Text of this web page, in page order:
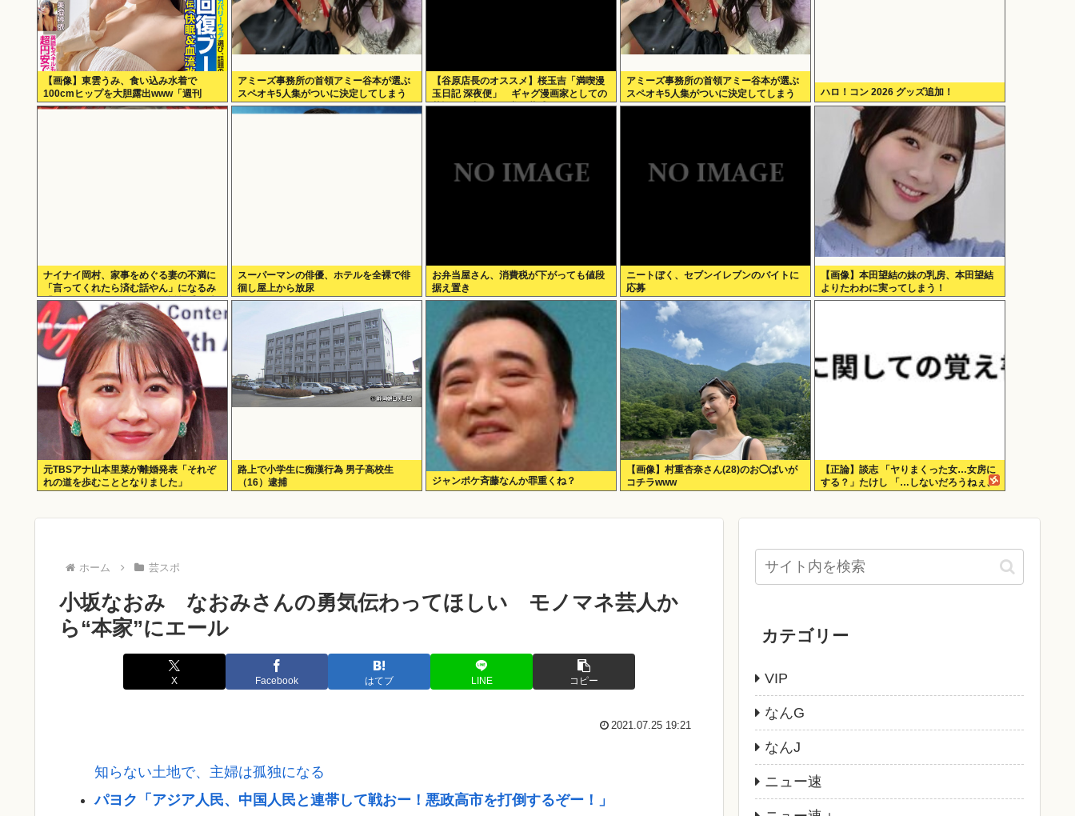
【画像】東雲うみ、食い込み水着で
100cmヒップを大胆露出www「週刊
SPA!」のグラビアオフショットが万バ
アミーズ事務所の首領アミー谷本が選ぶ
スペオキ5人集がついに決定してしまう
【谷原店長のオススメ】桜玉吉「満喫漫
玉日記 深夜便」 ギャグ漫画家としての
苦悩経た中年の日常に共感
アミーズ事務所の首領アミー谷本が選ぶ
スペオキ5人集がついに決定してしまう
ハロ！コン 2026 グッズ追加！
ナイナイ岡村、家事をめぐる妻の不満に
「言ってくれたら済む話やん」になるみ
「バイトやったらクビやで」説教受け黙
り込む
スーパーマンの俳優、ホテルを全裸で徘
徊し屋上から放尿
お弁当屋さん、消費税が下がっても値段
据え置き
ニートぼく、セブンイレブンのバイトに
応募
【画像】本田望結の妹の乳房、本田望結
よりたわわに実ってしまう！
元TBSアナ山本里菜が離婚発表「それぞ
れの道を歩むこととなりました」
路上で小学生に痴漢行為 男子高校生
（16）逮捕
ジャンポケ斉藤なんか罪重くね？
【画像】村重杏奈さん(28)のお◯ぱいが
コチラwww
【正論】談志 「ヤりまくった女…女房に
する？」たけし 「…しないだろうねぇ、
やっぱ」
ホーム 芸スポ
小坂なおみ なおみさんの勇気伝わってほしい モノマネ芸人か
ら“本家”にエール
X Facebook はてブ LINE コピー
2021.07.25 19:21
知らない土地で、主婦は孤独になる
パヨク「アジア人民、中国人民と連帯して戦おー！悪政高市を打倒するぞー！」
カテゴリー
VIP
なんG
なんJ
ニュー速